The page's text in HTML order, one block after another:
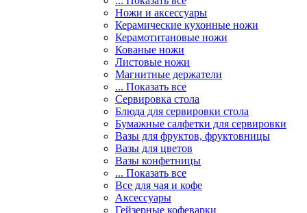
Ножи и аксессуары
Керамические кухонные ножи
Керамотитановые ножи
Кованые ножи
Листовые ножи
Магнитные держатели
... Показать все
Сервировка стола
Блюда для сервировки стола
Бумажные салфетки для сервировки
Вазы для фруктов, фруктовницы
Вазы для цветов
Вазы конфетницы
... Показать все
Все для чая и кофе
Аксессуары
Гейзерные кофеварки